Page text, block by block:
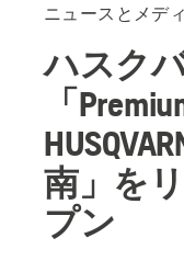
ニュースとメデ
ハスク
「
南」を
プン